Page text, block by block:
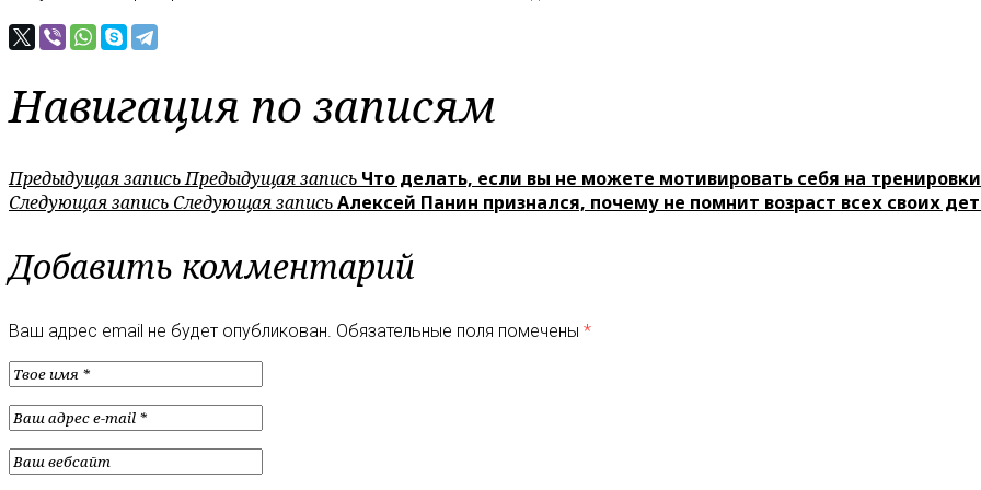
Навигация по записям
Предыдущая записьПредыдущая запись Что делать, если вы не можете мотивировать себя на тренировки
Следующая запись Следующая записьАлексей Панин признался, почему не помнит возраст всех своих
Добавить комментарий
Ваш адрес email не будет опубликован. Обязательные поля помечены *